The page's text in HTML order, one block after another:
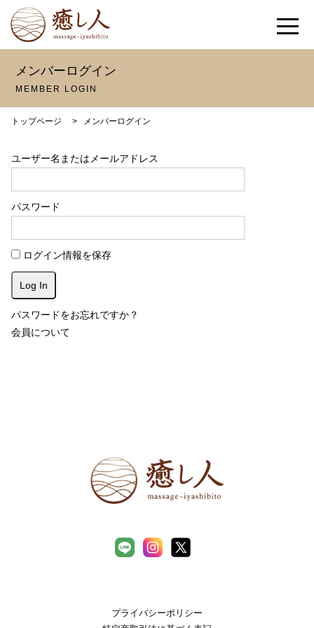
メンバーログイン
MEMBER LOGIN
トップページ > メンバーログイン
ユーザー名またはメールアドレス
パスワード
ログイン情報を保存
パスワードをお忘れですか？
会員について
プライバシーポリシー